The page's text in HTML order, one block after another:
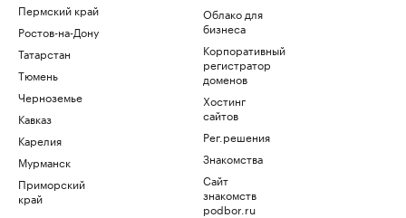
Пермский край
Ростов-на-Дону
Татарстан
Тюмень
Черноземье
Кавказ
Карелия
Мурманск
Приморский
край
Облако для
бизнеса
Корпоративный
регистратор
доменов
Хостинг
сайтов
Рег.решения
Знакомства
Сайт
знакомств
podbor.ru